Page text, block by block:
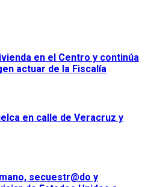
en el Centro y continúa
actuar de la Fiscalía
en calle de Veracruz y
secuestr@do y